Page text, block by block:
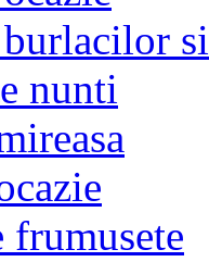
burlacilor
nunti
frumusete